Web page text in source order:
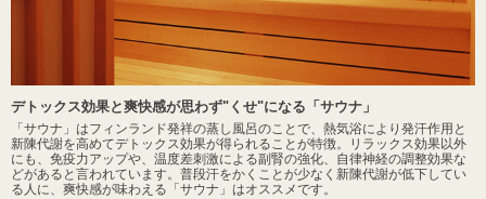
デトックス効果と爽快感が思わず"くせ"になる「サウナ」
「サウナ」はフィンランド発祥の蒸し風呂のことで、熱気浴により発汗作用と
新陳代謝を高めてデトックス効果が得られることが特徴。リラックス効果以外
にも、免疫力アップや、温度差刺激による副腎の強化、自律神経の調整効果な
どがあると言われています。普段汗をかくことが少なく新陳代謝が低下してい
る人に、爽快感が味わえる「サウナ」はオススメです。